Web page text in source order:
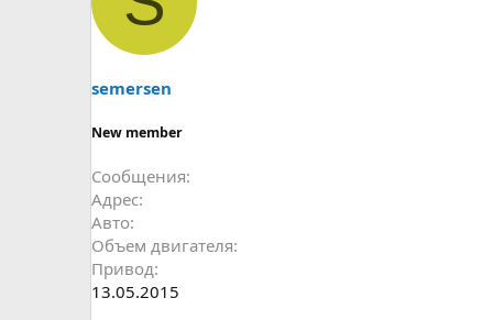
semersen
New member
Сообщения
Адрес
Авто
Объем двигателя
Привод
13.05.2015